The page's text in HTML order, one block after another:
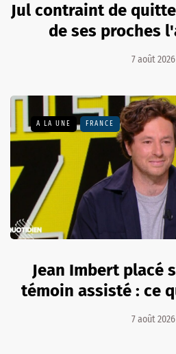
Jul contraint de
de ses proches
7 août 2026
A LA UNE FRANCE
Jean Imbert placé
témoin assisté : ce
7 août 2026